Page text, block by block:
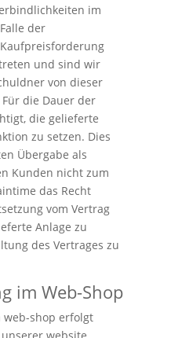
im
der
und sind wir
von dieser
die Dauer der
die gelieferte
zu setzen. Dies
Übergabe als
Kunden nicht zum
das Recht
vom Vertrag
Anlage zu
des Vertrages zu
im Web-Shop
web-shop erfolgt